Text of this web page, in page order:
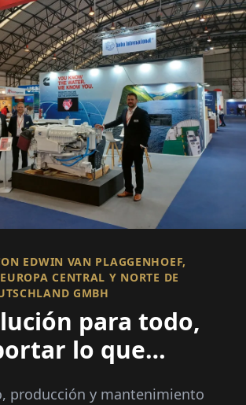
EDWIN VAN PLAGGENHOEF,
CENTRAL Y NORTE DE
GMBH
para todo,
lo que
producción y mantenimiento